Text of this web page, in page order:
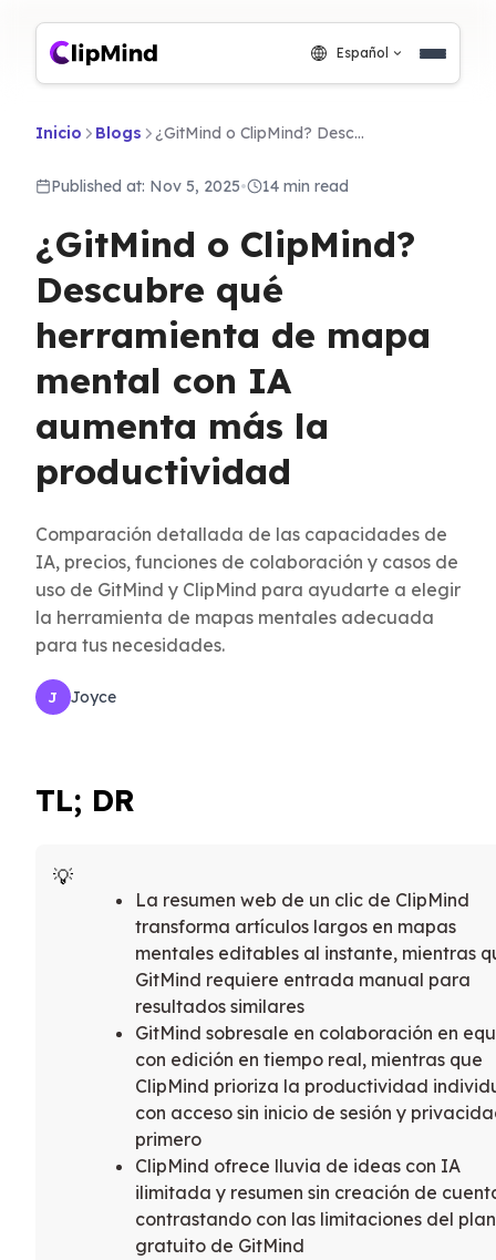
Español
Inicio Blogs ¿GitMind o ClipMind? Descubre qué herramienta de mapa mental con IA aumenta más la productividad
Published at: Nov 5, 2025• 14 min read
¿GitMind o ClipMind?
Descubre qué
herramienta de mapa
mental con IA
aumenta más la
productividad
Comparación detallada de las capacidades de
IA, precios, funciones de colaboración y casos de
uso de GitMind y ClipMind para ayudarte a elegir
la herramienta de mapas mentales adecuada
para tus necesidades.
J Joyce
TL; DR
La resumen web de un clic de ClipMind
transforma artículos largos en mapas
mentales editables al instante, mientras
GitMind requiere entrada manual para
resultados similares
GitMind sobresale en colaboración en
con edición en tiempo real, mientras que
ClipMind prioriza la productividad
con acceso sin inicio de sesión y
primero
ClipMind ofrece lluvia de ideas con IA
ilimitada y resumen sin creación de
contrastando con las limitaciones del plan
gratuito de GitMind